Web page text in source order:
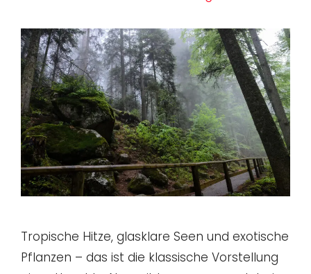
Tropische Hitze, glasklare Seen und exotische
Pflanzen – das ist die klassische Vorstellung